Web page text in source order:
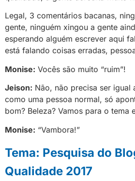
Legal, 3 comentários bacanas,
gente, ninguém xingou a gente
esperando alguém escrever aqui
está falando coisas erradas,
Monise: Vocês são muito “ruim”!
Jeison: Não, não precisa ser igual
como uma pessoa normal, só
bom? Beleza? Vamos para o tema
Monise: “Vambora!”
Tema: Pesquisa do
Qualidade 2017